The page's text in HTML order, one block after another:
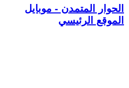
الحوار المتمدن - موبايل
الموقع الرئيسي